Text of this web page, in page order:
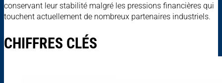
conservant leur stabilité malgré les pressions financières qui
touchent actuellement de nombreux partenaires industriels.
CHIFFRES CLÉS